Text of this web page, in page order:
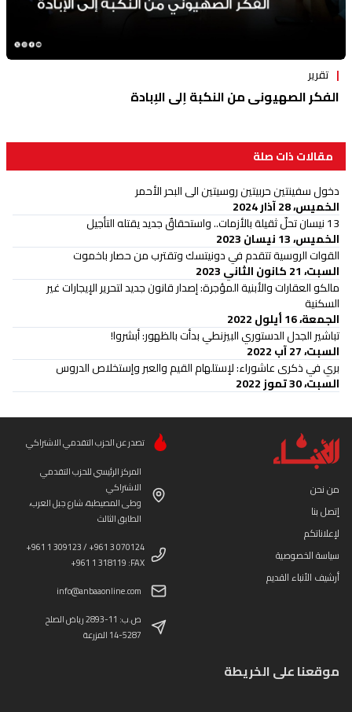
تقرير
الفكر الصهيوني من النكبة إلى الإبادة
مقالات ذات صلة
دخول سفينتين حربيتين روسيتين الى البحر الأحمر
الخميس، 28 آذار 2024
13 نيسان تحلّ ثقيلة بالأزمات.. واستحقاقٌ جديد يقتله التأجيل
الخميس، 13 نيسان 2023
القوات الروسية تتقدم في دونيتسك وتقترب من حصار باخموت
السبت، 21 كانون الثاني 2023
مالكو العقارات والأبنية المؤجرة: إصدار قانون جديد لتحرير الإيجارات غير
السكنية
الجمعة، 16 أيلول 2022
تباشير الجدل الدستوري البيزنطي بدأت بالظهور: أبشروا!
السبت، 27 آب 2022
بري في ذكرى عاشوراء: لإستلهام القيم والعبر وإستخلاص الدروس
السبت، 30 تموز 2022
من نحن
إتصل بنا
لإعلاناتكم
سياسة الخصوصية
أرشيف الأنباء القديم
تصدر عن الحزب التقدمي الاشتراكي
المركز الرئيسي للحزب التقدمي
الاشتراكي
وطى المصيطبة، شارع جبل العرب،
الطابق الثالث
+961 1 309123 / +961 3 070124
+961 1 318119 :FAX
info@anbaaonline.com
ص.ب: 11-2893 رياض الصلح
14-5287 المزرعة
موقعنا على الخريطة